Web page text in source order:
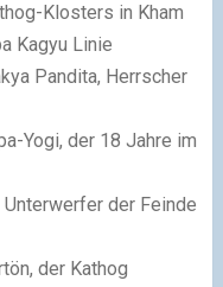
Klosters in Kham
Kagyu Linie
Pandita, Herrscher
Yogi, der 18 Jahre im
der Feinde
der Kathog